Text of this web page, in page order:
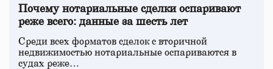
Почему нотариальные сделки оспаривают
реже всего: данные за шесть лет
Среди всех форматов сделок с вторичной
недвижимостью нотариальные оспариваются в
судах реже…